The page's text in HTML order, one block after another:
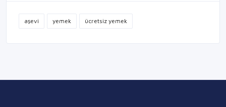
aşevi yemek ücretsiz yemek